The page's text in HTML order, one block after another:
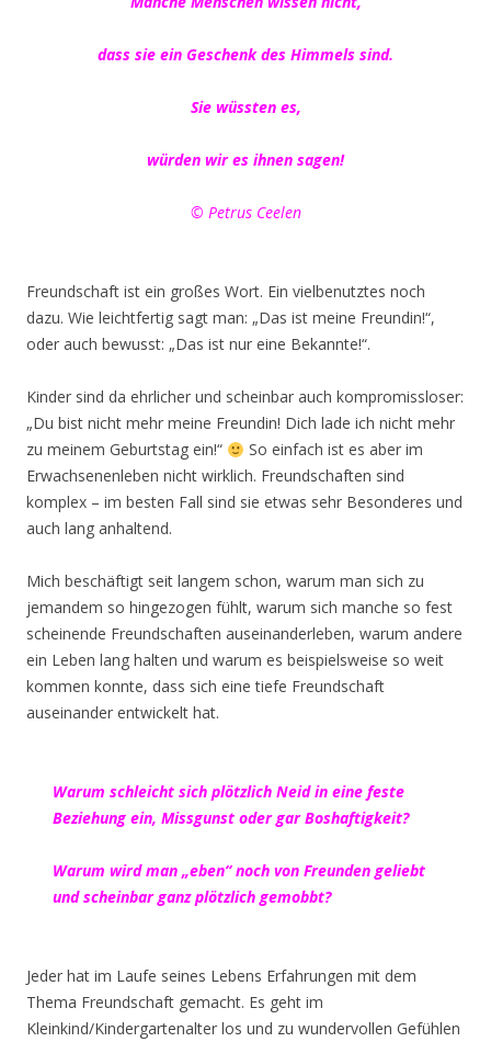
dass sie ein Geschenk des Himmels sind.
Sie wüssten es,
würden wir es ihnen sagen!
© Petrus Ceelen
Freundschaft ist ein großes Wort. Ein vielbenutztes noch
dazu. Wie leichtfertig sagt man: „Das ist meine Freundin!“,
oder auch bewusst: „Das ist nur eine Bekannte!“.
Kinder sind da ehrlicher und scheinbar auch kompromissloser:
„Du bist nicht mehr meine Freundin! Dich lade ich nicht mehr
zu meinem Geburtstag ein!“
So einfach ist es aber im
Erwachsenenleben nicht wirklich. Freundschaften sind
komplex – im besten Fall sind sie etwas sehr Besonderes und
auch lang anhaltend.
Mich beschäftigt seit langem schon, warum man sich zu
jemandem so hingezogen fühlt, warum sich manche so fest
scheinende Freundschaften auseinanderleben, warum andere
ein Leben lang halten und warum es beispielsweise so weit
kommen konnte, dass sich eine tiefe Freundschaft
auseinander entwickelt hat.
Warum schleicht sich plötzlich Neid in eine feste
Beziehung ein, Missgunst oder gar Boshaftigkeit?
Warum wird man „eben“ noch von Freunden geliebt
und scheinbar ganz plötzlich gemobbt?
Jeder hat im Laufe seines Lebens Erfahrungen mit dem
Thema Freundschaft gemacht. Es geht im
Kleinkind/Kindergartenalter los und zu wundervollen Gefühlen